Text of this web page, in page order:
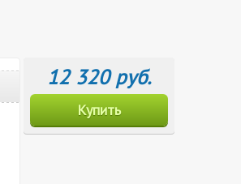
12 320 руб.
Купить